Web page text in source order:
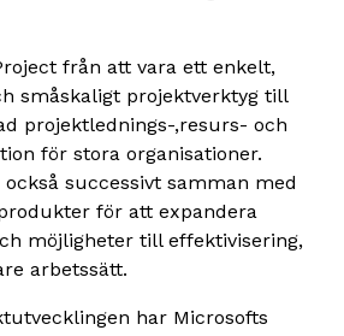
från att vara ett enkelt,
småskaligt projektverktyg till
projektlednings-,resurs- och
för stora organisationer.
successivt samman med
för att expandera
möjligheter till effektivisering,
arbetssätt.
har Microsofts